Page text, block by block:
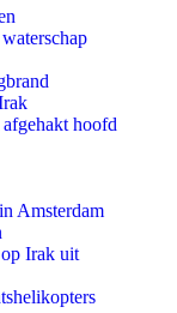
hoofd
Amsterdam
Irak uit